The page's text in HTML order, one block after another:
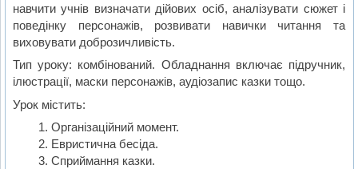
навчити учнів визначати дійових осіб, аналізувати сюжет і
поведінку персонажів, розвивати навички читання та
виховувати доброзичливість.
Тип уроку: комбінований. Обладнання включає підручник,
ілюстрації, маски персонажів, аудіозапис казки тощо.
Урок містить:
Організаційний момент.
Евристична бесіда.
Сприймання казки.